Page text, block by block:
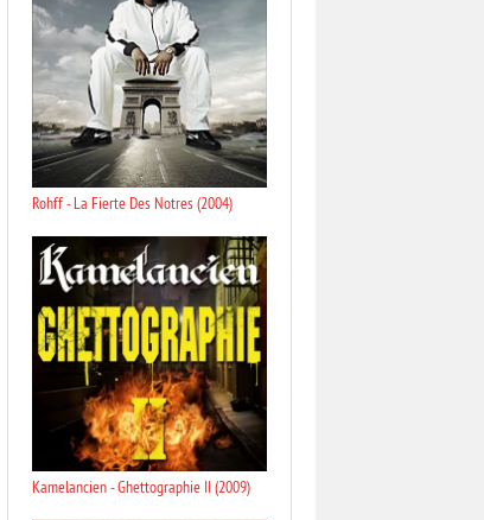
Rohff - La Fierte Des Notres (2004)
Kamelancien - Ghettographie II (2009)